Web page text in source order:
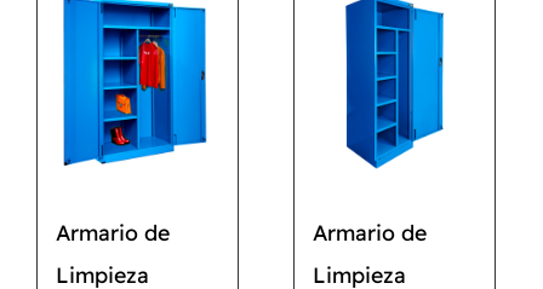
CATÁLOGO
CONTACTO
Armario de
Limpieza
Armario de
Limpieza